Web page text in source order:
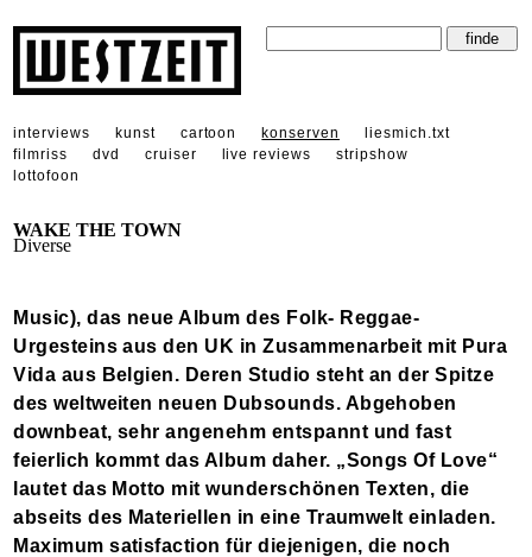
interviews kunst cartoon konserven
liesmich.txt
filmriss
dvd cruiser live reviews
stripshow
lottofoon
WAKE THE TOWN
Diverse
Music), das neue Album des Folk- Reggae-
Urgesteins aus den UK in Zusammenarbeit mit Pura
Vida aus Belgien. Deren Studio steht an der Spitze
des weltweiten neuen Dubsounds. Abgehoben
downbeat, sehr angenehm entspannt und fast
feierlich kommt das Album daher. „Songs Of Love“
lautet das Motto mit wunderschönen Texten, die
abseits des Materiellen in eine Traumwelt einladen.
Maximum satisfaction für diejenigen, die noch